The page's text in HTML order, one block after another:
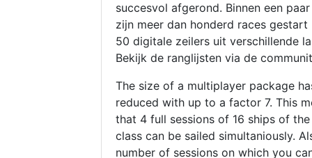
succesvol afgerond. Binnen een
zijn meer dan honderd races gestart
50 digitale zeilers uit verschillende
Bekijk de ranglijsten via de
The size of a multiplayer package
reduced with up to a factor 7. This
that 4 full sessions of 16 ships of
class can be sailed simultaniously.
number of sessions on which you